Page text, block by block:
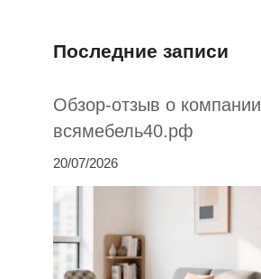
Последние записи
Обзор-отзыв о компании
всямебель40.рф
20/07/2026